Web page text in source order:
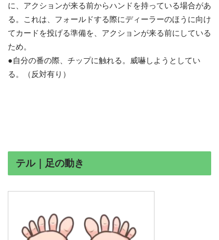
に、アクションが来る前からハンドを持っている場合があ
る。これは、フォールドする際にディーラーのほうに向け
てカードを投げる準備を、アクションが来る前にしている
ため。
●自分の番の際、チップに触れる。威嚇しようとしてい
る。（反対有り）
テル｜足の動き